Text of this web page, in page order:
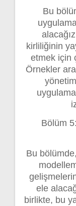
Bu
kirliliğinin
etmek için
Örnekler
Bölüm
Bu bölümde,
ele
birlikte, bu